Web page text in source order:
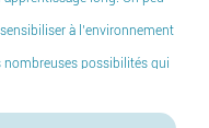
à l’environnement
nombreuses possibilités qui